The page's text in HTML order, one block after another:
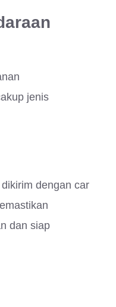
jenis
dengan car
dan siap